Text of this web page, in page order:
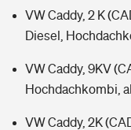
VW Caddy, 2 K
Diesel,
VW Caddy, 9KV
Hochdachkombi,
VW Caddy, 2K